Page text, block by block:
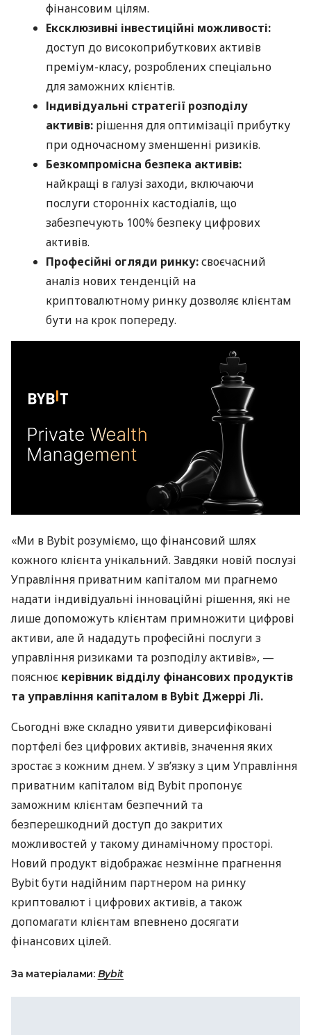
фінансовим цілям.
Ексклюзивні інвестиційні можливості:
доступ до високоприбуткових активів
преміум-класу, розроблених спеціально
для заможних клієнтів.
Індивідуальні стратегії розподілу
активів: рішення для оптимізації прибутку
при одночасному зменшенні ризиків.
Безкомпромісна безпека активів:
найкращі в галузі заходи, включаючи
послуги сторонніх кастодіалів, що
забезпечують 100% безпеку цифрових
активів.
Професійні огляди ринку:своєчасний
аналіз нових тенденцій на
криптовалютному ринку дозволяє клієнтам
бути на крок попереду.
«Ми в Bybit розуміємо, що фінансовий шлях
кожного клієнта унікальний. Завдяки новій послузі
Управління приватним капіталом ми прагнемо
надати індивідуальні інноваційні рішення, які не
лише допоможуть клієнтам примножити цифрові
активи, але й нададуть професійні послуги з
управління ризиками та розподілу активів», —
пояснює керівник відділу фінансових продуктів
та управління капіталом в Bybit Джеррі Лі.
Сьогодні вже складно уявити диверсифіковані
портфелі без цифрових активів, значення яких
зростає з кожним днем. У зв’язку з цим Управління
приватним капіталом від Bybit пропонує
заможним клієнтам безпечний та
безперешкодний доступ до закритих
можливостей у такому динамічному просторі.
Новий продукт відображає незмінне прагнення
Bybit бути надійним партнером на ринку
криптовалют і цифрових активів, а також
допомагати клієнтам впевнено досягати
фінансових цілей.
За матеріалами: Bybit